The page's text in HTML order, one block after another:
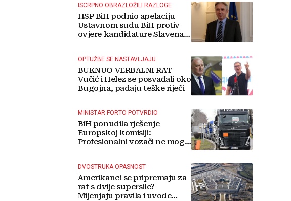
ISCRPNO OBRAZLOŽILI RAZLOGE
HSP BiH podnio apelaciju
Ustavnom sudu BiH protiv
ovjere kandidature Slavena
OPTUŽBE SE NASTAVLJAJU
BUKNUO VERBALNI RAT
Vučić i Helez se posvađali oko
Bugojna, padaju teške riječi
MINISTAR FORTO POTVRDIO
BiH ponudila rješenje
Europskoj komisiji:
Profesionalni vozači ne mogu
DVOSTRUKA OPASNOST
Amerikanci se pripremaju za
rat s dvije supersile?
Mijenjaju pravila i uvode